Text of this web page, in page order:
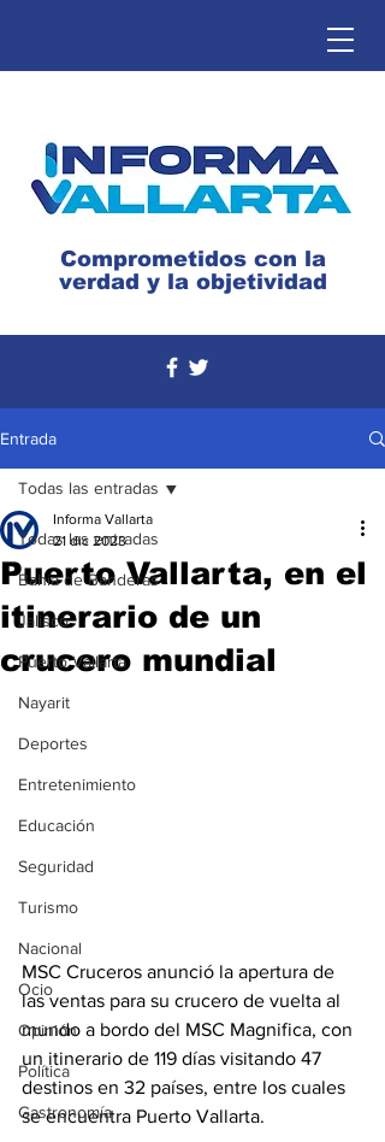
Comprometidos con la
verdad y la objetividad
Entrada
Todas las entradas
Bahía de Banderas
Jalisco
Puerto Vallarta
Nayarit
Deportes
Entretenimiento
Educación
Seguridad
Turismo
Nacional
Ocio
Opinión
Política
Gastronomía
Todas las entradas
Puerto Vallarta, en el
itinerario de un
crucero mundial
Informa Vallarta
21 dic 2023
MSC Cruceros anunció la apertura de
las ventas para su crucero de vuelta al
mundo a bordo del MSC Magnifica, con
un itinerario de 119 días visitando 47
destinos en 32 países, entre los cuales
se encuentra Puerto Vallarta.